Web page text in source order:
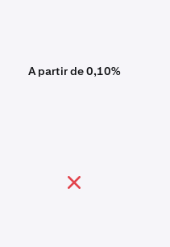
A partir de 0,10%